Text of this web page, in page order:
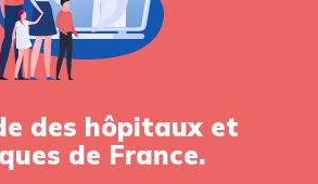
des hôpitaux et
de France.